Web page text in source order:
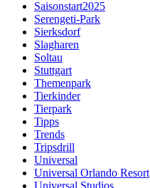
Saisonstart2025
Serengeti-Park
Sierksdorf
Slagharen
Soltau
Stuttgart
Themenpark
Tierkinder
Tierpark
Tipps
Trends
Tripsdrill
Universal
Universal Orlando Resort
Universal Studios